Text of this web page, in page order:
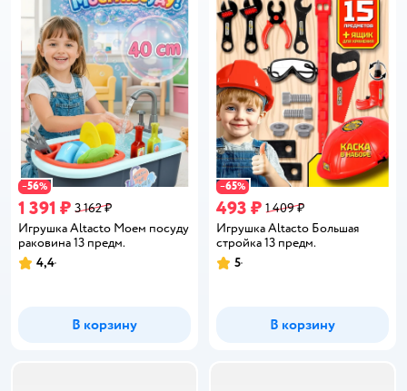
−56%
1 391 ₽ 3 162 ₽
Игрушка Altacto Моем посуду
раковина 13 предм.
Рейтинг:
4,4
В корзину
−65%
493 ₽ 1 409 ₽
Игрушка Altacto Большая
стройка 13 предм.
Рейтинг:
5
В корзину